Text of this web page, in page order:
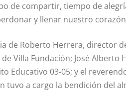
de compartir, tiempo de
y llenar nuestro corazón
de Roberto Herrera, director
Villa Fundación; José
Educativo 03-05; y el
tuvo a cargo la bendición del